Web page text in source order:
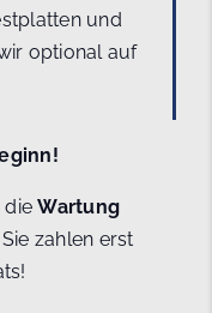
und
optional auf
dieWartung
zahlen erst